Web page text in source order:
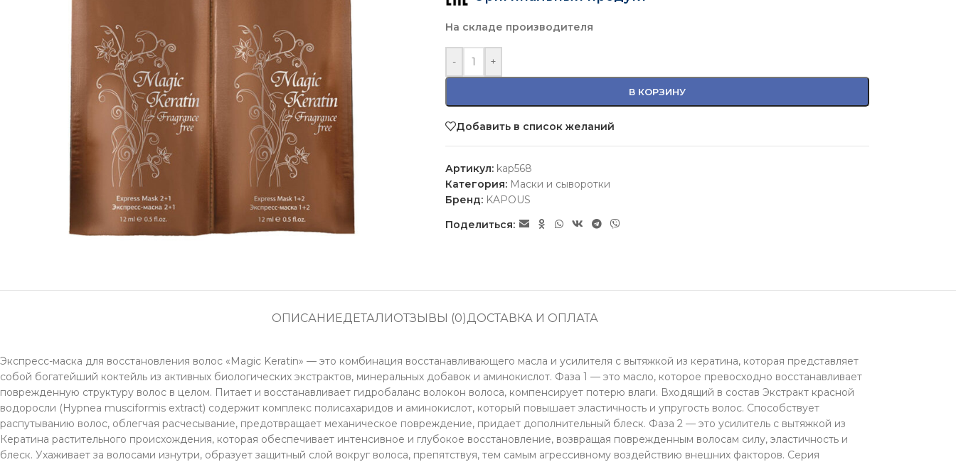
На складе производителя
- +
В КОРЗИНУ
Добавить в список желаний
Артикул: kap568
Категория: Маски и сыворотки
Бренд: KAPOUS
Поделиться:
ОПИСАНИЕДЕТАЛИОТЗЫВЫ (0)ДОСТАВКА И ОПЛАТА
Экспресс-маска для восстановления волос «Magic Keratin» — это комбинация восстанавливающего масла и усилителя с вытяжкой из кератина, которая представляет
собой богатейший коктейль из активных биологических экстрактов, минеральных добавок и аминокислот. Фаза 1 — это масло, которое превосходно восстанавливает
поврежденную структуру волос в целом. Питает и восстанавливает гидробаланс волокон волоса, компенсирует потерю влаги. Входящий в состав Экстракт красной
водоросли (Hypnea musciformis extract) содержит комплекс полисахаридов и аминокислот, который повышает эластичность и упругость волос. Способствует
распутыванию волос, облегчая расчесывание, предотвращает механическое повреждение, придает дополнительный блеск. Фаза 2 — это усилитель с вытяжкой из
Кератина растительного происхождения, которая обеспечивает интенсивное и глубокое восстановление, возвращая поврежденным волосам силу, эластичность и
блеск. Ухаживает за волосами изнутри, образует защитный слой вокруг волоса, препятствуя, тем самым агрессивному воздействию внешних факторов. Серия